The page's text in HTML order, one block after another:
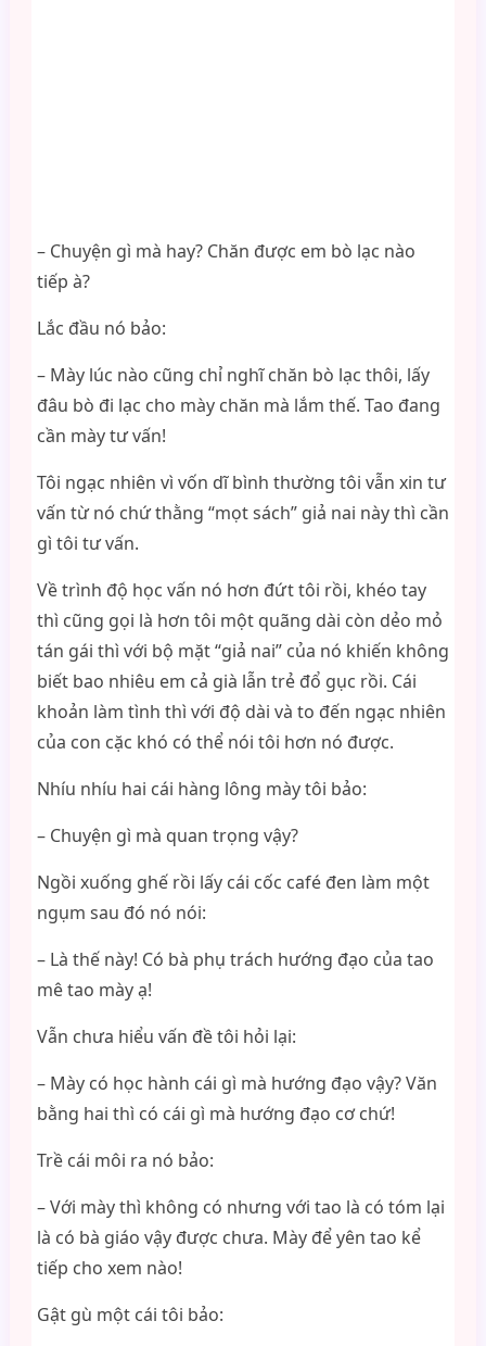
– Chuyện gì mà hay? Chăn được em bò lạc nào
tiếp à?
Lắc đầu nó bảo:
– Mày lúc nào cũng chỉ nghĩ chăn bò lạc thôi, lấy
đâu bò đi lạc cho mày chăn mà lắm thế. Tao đang
cần mày tư vấn!
Tôi ngạc nhiên vì vốn dĩ bình thường tôi vẫn xin tư
vấn từ nó chứ thằng “mọt sách” giả nai này thì cần
gì tôi tư vấn.
Về trình độ học vấn nó hơn đứt tôi rồi, khéo tay
thì cũng gọi là hơn tôi một quãng dài còn dẻo mỏ
tán gái thì với bộ mặt “giả nai” của nó khiến không
biết bao nhiêu em cả già lẫn trẻ đổ gục rồi. Cái
khoản làm tình thì với độ dài và to đến ngạc nhiên
của con cặc khó có thể nói tôi hơn nó được.
Nhíu nhíu hai cái hàng lông mày tôi bảo:
– Chuyện gì mà quan trọng vậy?
Ngồi xuống ghế rồi lấy cái cốc café đen làm một
ngụm sau đó nó nói:
– Là thế này! Có bà phụ trách hướng đạo của tao
mê tao mày ạ!
Vẫn chưa hiểu vấn đề tôi hỏi lại:
– Mày có học hành cái gì mà hướng đạo vậy? Văn
bằng hai thì có cái gì mà hướng đạo cơ chứ!
Trề cái môi ra nó bảo:
– Với mày thì không có nhưng với tao là có tóm lại
là có bà giáo vậy được chưa. Mày để yên tao kể
tiếp cho xem nào!
Gật gù một cái tôi bảo: